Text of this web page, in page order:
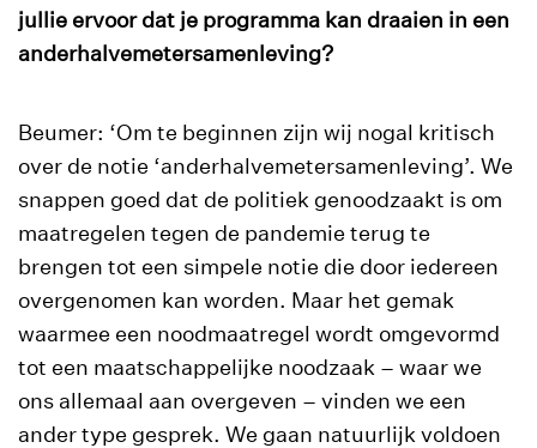
jullie ervoor dat je programma kan draaien in een
anderhalvemetersamenleving?
Beumer: ‘Om te beginnen zijn wij nogal kritisch
over de notie ‘anderhalvemetersamenleving’. We
snappen goed dat de politiek genoodzaakt is om
maatregelen tegen de pandemie terug te
brengen tot een simpele notie die door iedereen
overgenomen kan worden. Maar het gemak
waarmee een noodmaatregel wordt omgevormd
tot een maatschappelijke noodzaak – waar we
ons allemaal aan overgeven – vinden we een
ander type gesprek. We gaan natuurlijk voldoen